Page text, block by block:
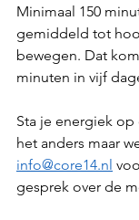
Minimaal 150
gemiddeld tot
bewegen. Dat
minuten in vijf
Sta je energiek
het anders maar
info@core14.nl
gesprek over de